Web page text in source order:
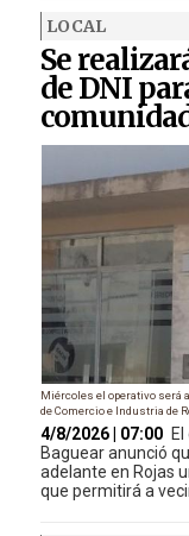
LOCAL
Se
de DNI
Miércoles el operativo será
de Comercio e Industria de
4/8/2026 | 07:00 El
Baguear anunció
adelante en Rojas
que permitirá a